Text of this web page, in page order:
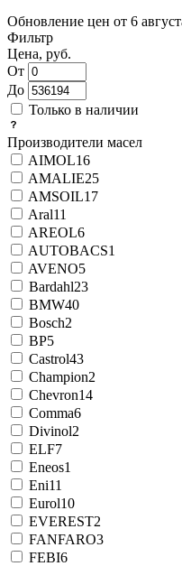
Обновление цен от 6
Фильтр
Цена, руб.
От
До
Только в наличии
Производители масел
AIMOL16
AMALIE25
AMSOIL17
Aral11
AREOL6
AUTOBACS1
AVENO5
Bardahl23
BMW40
Bosch2
BP5
Castrol43
Champion2
Chevron14
Comma6
Divinol2
ELF7
Eneos1
Eni11
Eurol10
EVEREST2
FANFARO3
FEBI6